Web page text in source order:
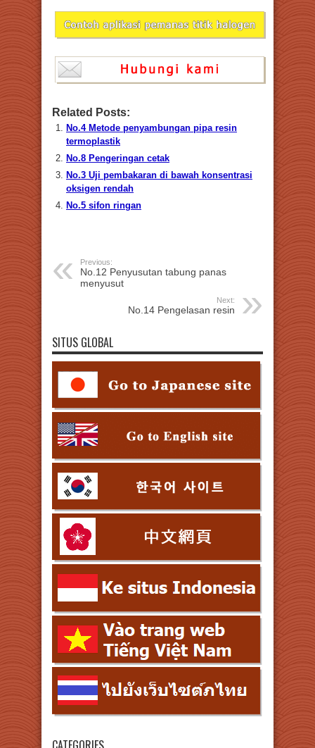
Related Posts:
No.4 Metode penyambungan pipa resin
termoplastik
No.8 Pengeringan cetak
No.3 Uji pembakaran di bawah konsentrasi
oksigen rendah
No.5 sifon ringan
Previous:
No.12 Penyusutan tabung panas
menyusut
Next:
No.14 Pengelasan resin
SITUS GLOBAL